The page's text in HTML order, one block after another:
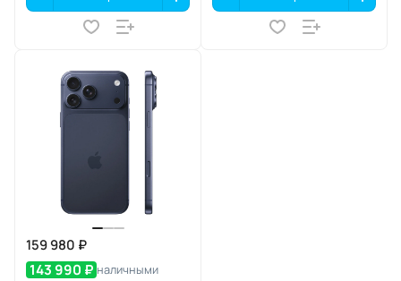
159 980 ₽
143 990 ₽ наличными